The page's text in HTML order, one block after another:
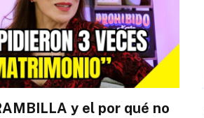
y el por qué no